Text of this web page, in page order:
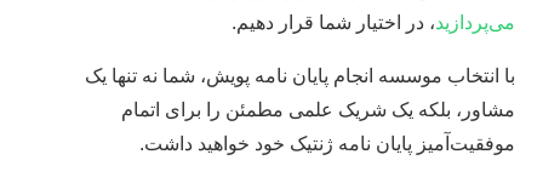
می‌پردازید، در اختیار شما قرار دهیم.
با انتخاب موسسه انجام پایان نامه پویش، شما نه تنها یک
مشاور، بلکه یک شریک علمی مطمئن را برای اتمام
موفقیت‌آمیز پایان نامه ژنتیک خود خواهید داشت.